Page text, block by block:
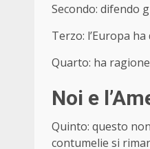
Secondo: difendo
Terzo: l’Europa
Quarto: ha
Noi e
Quinto: questo
contumelie si